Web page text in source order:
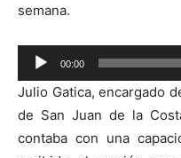
semana.
Reproductor
de
audio
00:00
Julio Gatica, encargado
de San Juan de la
contaba con una